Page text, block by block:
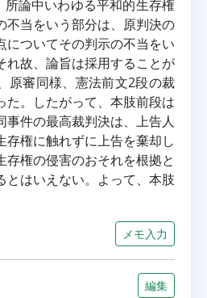
所論中いわゆる平和的生存権
不当をいう部分は、原判決の
についてその判示の不当をい
れ故、論旨は採用することが
原審同様、憲法前文2段の裁
た。したがって、本肢前段は
事件の最高裁判決は、上告人
存権に触れずに上告を棄却し
存権の侵害のおそれを根拠と
とはいえない。よって、本肢
メモ入力
編集